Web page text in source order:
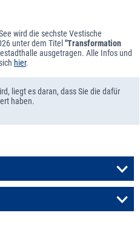
wird die sechste Vestische
unter dem Titel "Transformation
ausgetragen. Alle Infos und
hier.
liegt es daran, dass Sie die dafür
haben.